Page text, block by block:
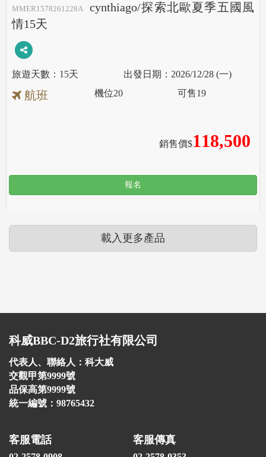
MMER1578261228A
cynthiago/探索北歐夏季五國風
情15天
15天 2026/12/28 (一)
航班
銷售價$118,500
機位20 可售19
報名
載入更多產品
科威BBC-D2旅行社有限公司
代表人、聯絡人：科大威
交觀甲第9999號
品保高第9999號
統一編號：98765432
客服電話 客服傳真